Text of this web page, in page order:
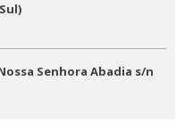
Senhora Abadia s/n